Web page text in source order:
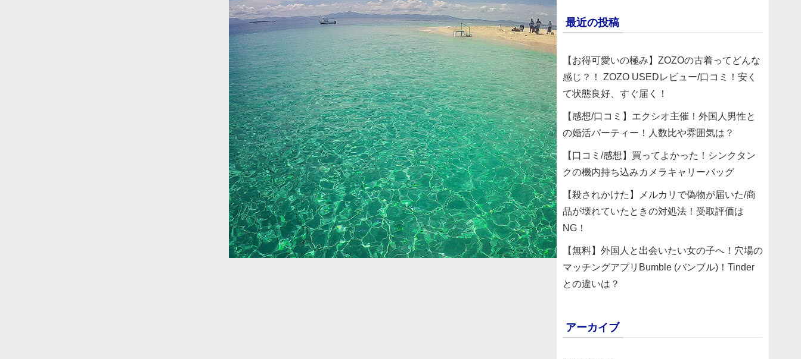
最近の投稿
【お得可愛いの極み】ZOZOの古着ってどんな
感じ？！ ZOZO USEDレビュー/口コミ！安く
て状態良好、すぐ届く！
【感想/口コミ】エクシオ主催！外国人男性と
の婚活パーティー！人数比や雰囲気は？
【口コミ/感想】買ってよかった！シンクタン
クの機内持ち込みカメラキャリーバッグ
【殺されかけた】メルカリで偽物が届いた/商
品が壊れていたときの対処法！受取評価は
NG！
【無料】外国人と出会いたい女の子へ！穴場の
マッチングアプリBumble (バンブル)！Tinder
との違いは？
アーカイブ